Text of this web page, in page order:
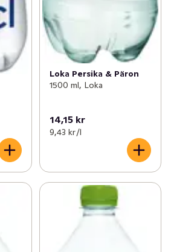
Loka Persika & Päron
1500 ml, Loka
14,15 kr
9,43 kr /l